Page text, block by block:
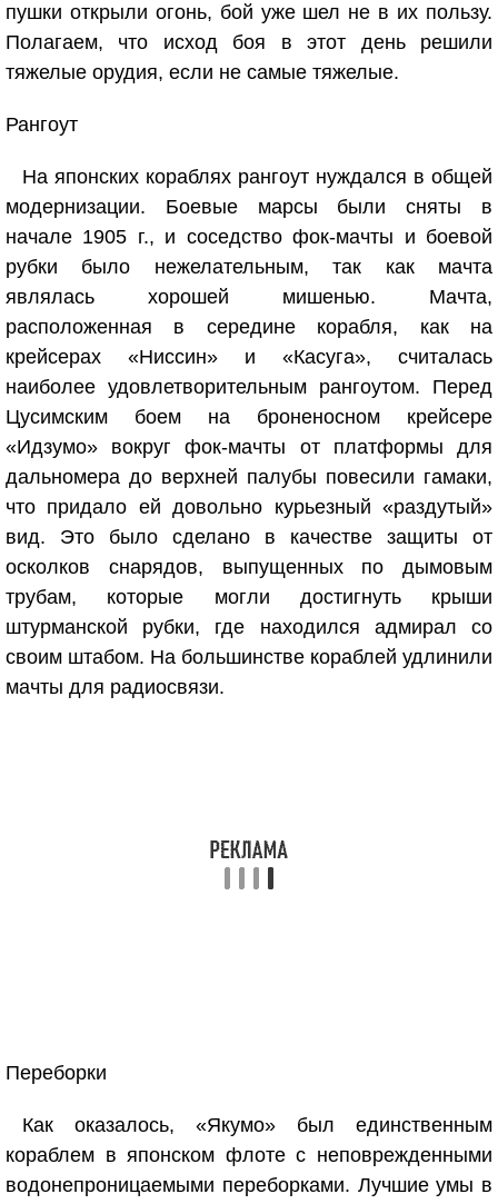
пушки открыли огонь, бой уже шел не в их пользу.
Полагаем, что исход боя в этот день решили
тяжелые орудия, если не самые тяжелые.
Рангоут
На японских кораблях рангоут нуждался в общей
модернизации. Боевые марсы были сняты в
начале 1905 г., и соседство фок-мачты и боевой
рубки было нежелательным, так как мачта
являлась хорошей мишенью. Мачта,
расположенная в середине корабля, как на
крейсерах «Ниссин» и «Касуга», считалась
наиболее удовлетворительным рангоутом. Перед
Цусимским боем на броненосном крейсере
«Идзумо» вокруг фок-мачты от платформы для
дальномера до верхней палубы повесили гамаки,
что придало ей довольно курьезный «раздутый»
вид. Это было сделано в качестве защиты от
осколков снарядов, выпущенных по дымовым
трубам, которые могли достигнуть крыши
штурманской рубки, где находился адмирал со
своим штабом. На большинстве кораблей удлинили
мачты для радиосвязи.
Переборки
Как оказалось, «Якумо» был единственным
кораблем в японском флоте с неповрежденными
водонепроницаемыми переборками. Лучшие умы в